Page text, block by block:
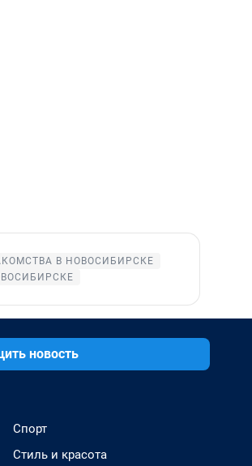
В НОВОСИБИРСКЕ
новость
Спорт
Стиль и красота